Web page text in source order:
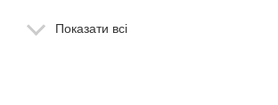
Показати всі